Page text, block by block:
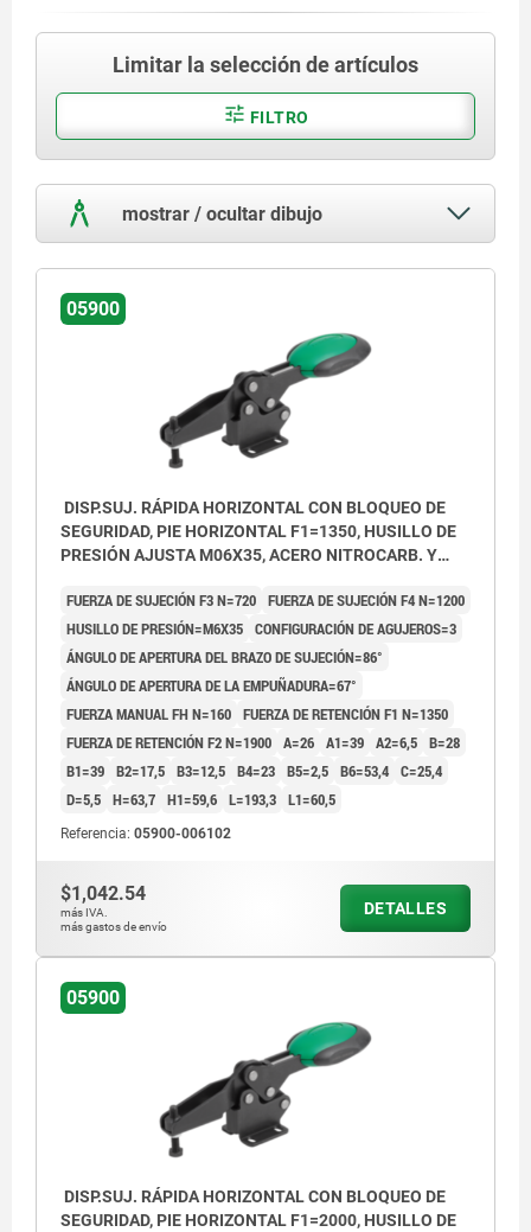
Limitar la selección de artículos
FILTRO
mostrar / ocultar dibujo
05900
DISP.SUJ. RÁPIDA HORIZONTAL CON BLOQUEO DE
SEGURIDAD, PIE HORIZONTAL F1=1350, HUSILLO DE
PRESIÓN AJUSTA M06X35, ACERO NITROCARB. Y
FUERZA DE SUJECIÓN F3 N=720 FUERZA DE SUJECIÓN F4 N=1200
HUSILLO DE PRESIÓN=M6X35 CONFIGURACIÓN DE AGUJEROS=3
ÁNGULO DE APERTURA DEL BRAZO DE SUJECIÓN=86°
ÁNGULO DE APERTURA DE LA EMPUÑADURA=67°
FUERZA MANUAL FH N=160 FUERZA DE RETENCIÓN F1 N=1350
FUERZA DE RETENCIÓN F2 N=1900 A=26 A1=39 A2=6,5 B=28
B1=39 B2=17,5 B3=12,5 B4=23 B5=2,5 B6=53,4 C=25,4
D=5,5 H=63,7 H1=59,6 L=193,3 L1=60,5
Referencia: 05900-006102
$1,042.54
más IVA.
más gastos de envío
DETALLES
05900
DISP.SUJ. RÁPIDA HORIZONTAL CON BLOQUEO DE
SEGURIDAD, PIE HORIZONTAL F1=2000, HUSILLO DE